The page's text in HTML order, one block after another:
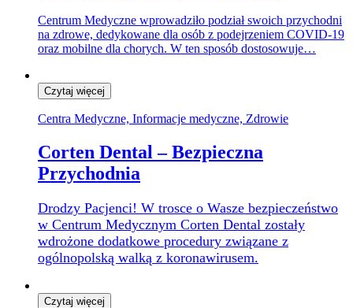
Centrum Medyczne wprowadziło podział swoich przychodni
na zdrowe, dedykowane dla osób z podejrzeniem COVID-19
oraz mobilne dla chorych. W ten sposób dostosowuje…
Czytaj więcej
Centra Medyczne, Informacje medyczne, Zdrowie
Corten Dental – Bezpieczna
Przychodnia
Drodzy Pacjenci! W trosce o Wasze bezpieczeństwo
w Centrum Medycznym Corten Dental zostały
wdrożone dodatkowe procedury związane z
ogólnopolską walką z koronawirusem.
Czytaj więcej